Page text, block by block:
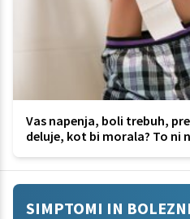
Vas napenja, boli trebuh,
deluje, kot bi morala? To ni
SIMPTOMI IN BOLEZNI